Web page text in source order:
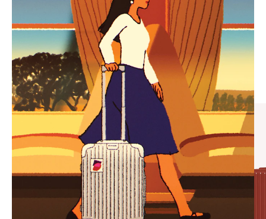
ESTÁ
PAUSADO,
PULSE
PARA
PAUSARLO.
DEL
VÍDEO
ESTÁ
DESACTIVADO:
PULSE
PARA
ACTIVARLO.
IDAS DE REGALO CUIDADOSAMENTE ELEGIDAS
Encuentre su compañero de
viaje ideal